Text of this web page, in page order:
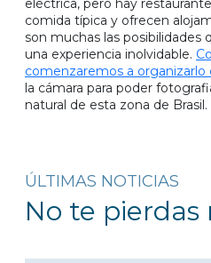
eléctrica, pero hay
comida típica y ofrecen
son muchas las posibilidades
una experiencia inolvidable.
comenzaremos a organizarlo
la cámara para poder
natural de esta zona de Brasil.
ÚLTIMAS NOTICIAS
No te pierdas